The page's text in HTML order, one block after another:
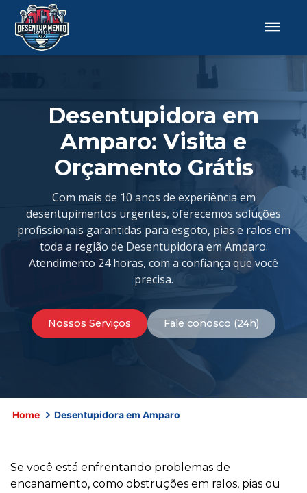
Desentupidora em
Amparo: Visita e
Orçamento Grátis
Com mais de 10 anos de experiência em
desentupimentos urgentes, oferecemos soluções
profissionais garantidas para esgoto, pias e ralos em
toda a região de Desentupidora em Amparo.
Atendimento 24 horas, com a confiança que você
precisa.
Nossos Serviços Fale conosco (24h)
Home Desentupidora em Amparo
Se você está enfrentando problemas de
encanamento, como obstruções em ralos, pias ou